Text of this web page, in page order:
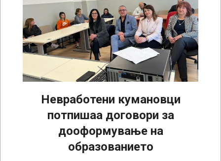
Невработени кумановци
потпишаа договори за
дооформување на
образованието